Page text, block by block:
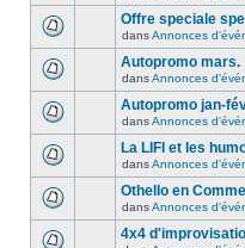
Offre speciale
dansAnnonces
Autopromo mars.
dansAnnonces
Autopromo jan-
dansAnnonces
La LIFI et les
dansAnnonces
Othello en
dansAnnonces
4x4